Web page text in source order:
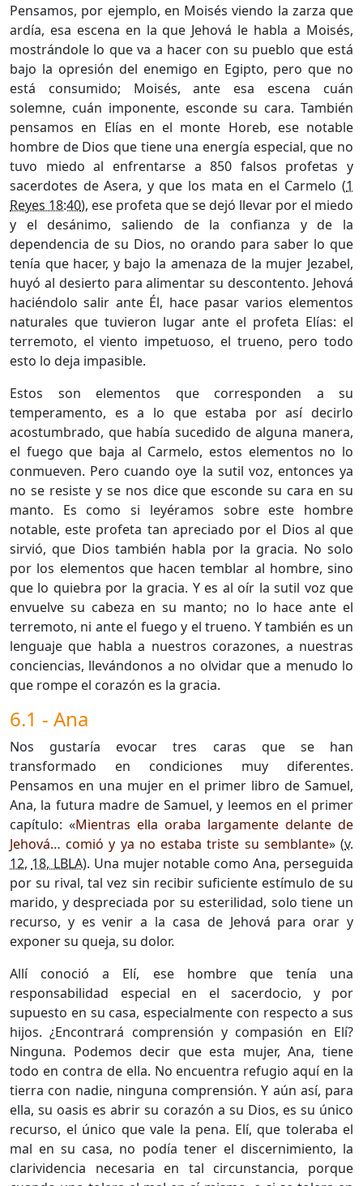
Pensamos, por ejemplo, en Moisés viendo la zarza que
ardía, esa escena en la que Jehová le habla a Moisés,
mostrándole lo que va a hacer con su pueblo que está
bajo la opresión del enemigo en Egipto, pero que no
está consumido; Moisés, ante esa escena cuán
solemne, cuán imponente, esconde su cara. También
pensamos en Elías en el monte Horeb, ese notable
hombre de Dios que tiene una energía especial, que no
tuvo miedo al enfrentarse a 850 falsos profetas y
sacerdotes de Asera, y que los mata en el Carmelo (1
Reyes 18:40), ese profeta que se dejó llevar por el miedo
y el desánimo, saliendo de la confianza y de la
dependencia de su Dios, no orando para saber lo que
tenía que hacer, y bajo la amenaza de la mujer Jezabel,
huyó al desierto para alimentar su descontento. Jehová
haciéndolo salir ante Él, hace pasar varios elementos
naturales que tuvieron lugar ante el profeta Elías: el
terremoto, el viento impetuoso, el trueno, pero todo
esto lo deja impasible.
Estos son elementos que corresponden a su
temperamento, es a lo que estaba por así decirlo
acostumbrado, que había sucedido de alguna manera,
el fuego que baja al Carmelo, estos elementos no lo
conmueven. Pero cuando oye la sutil voz, entonces ya
no se resiste y se nos dice que esconde su cara en su
manto. Es como si
leyéramos sobre este hombre
notable, este profeta tan apreciado por el Dios al que
sirvió, que Dios también habla por la gracia. No solo
por los elementos que hacen temblar al hombre, sino
que lo quiebra por la gracia. Y es al oír la sutil voz que
envuelve su cabeza en su manto; no lo hace ante el
terremoto, ni ante el fuego y el trueno. Y también es un
lenguaje que habla a nuestros corazones, a nuestras
conciencias, llevándonos a no olvidar que a menudo lo
que rompe el corazón es la gracia.
6.1 - Ana
Nos gustaría evocar tres caras que se han
transformado en condiciones muy diferentes.
Pensamos en una mujer en el primer libro de Samuel,
Ana, la futura madre de Samuel, y leemos en el primer
capítulo: «Mientras ella oraba largamente delante de
Jehová… comió y ya no estaba triste su semblante» (v.
12, 18, LBLA). Una mujer notable como Ana, perseguida
por su rival, tal vez sin recibir suficiente estímulo de su
marido, y despreciada por su esterilidad, solo tiene un
recurso, y es venir a la casa de Jehová para orar y
exponer su queja, su dolor.
Allí conoció a Elí, ese hombre que tenía una
responsabilidad especial en el sacerdocio, y por
supuesto en su casa, especialmente con respecto a sus
hijos. ¿Encontrará comprensión y compasión en Elí?
Ninguna. Podemos decir que esta mujer, Ana, tiene
todo en contra de ella. No encuentra refugio aquí en la
tierra con nadie, ninguna comprensión. Y aún así, para
ella, su oasis es abrir su corazón a su Dios, es su único
recurso, el único que vale la pena. Elí, que toleraba el
mal en su casa, no podía tener el discernimiento, la
clarividencia necesaria en tal circunstancia, porque